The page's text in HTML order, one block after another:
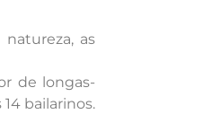
as
de longas-
bailarinos.